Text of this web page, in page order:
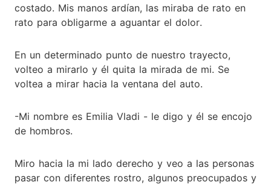
costado. Mis manos ardían, las miraba de rato en
rato para obligarme a aguantar el dolor.
En un determinado punto de nuestro trayecto,
volteo a mirarlo y él quita la mirada de mi. Se
voltea a mirar hacia la ventana del auto.
-Mi nombre es Emilia Vladi - le digo y él se encojo
de hombros.
Miro hacia la mi lado derecho y veo a las personas
pasar con diferentes rostro, algunos preocupados y